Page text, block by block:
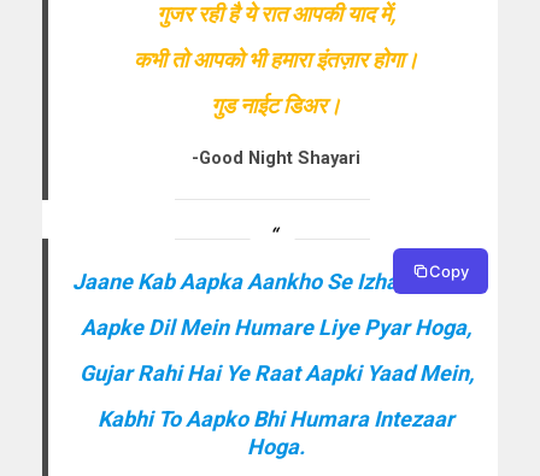
गुजर रही है ये रात आपकी याद में,
कभी तो आपको भी हमारा इंतज़ार होगा।
गुड नाईट डिअर।
-Good Night Shayari
Jaane Kab Aapka Aankho Se Izhaar Hoga,
Aapke Dil Mein Humare Liye Pyar Hoga,
Gujar Rahi Hai Ye Raat Aapki Yaad Mein,
Kabhi To Aapko Bhi Humara Intezaar
Hoga.
Copy